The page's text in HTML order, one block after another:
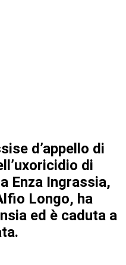
d’appello di
di
Enza Ingrassia,
Longo, ha
ed è caduta a